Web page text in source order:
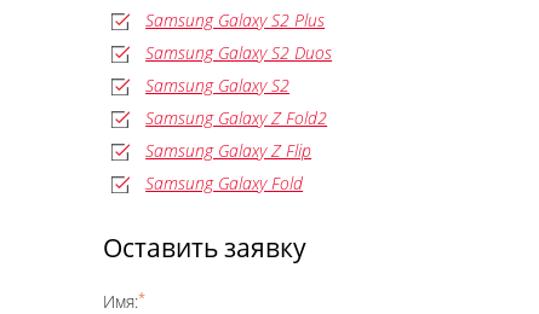
Samsung Galaxy S2 Plus
Samsung Galaxy S2 Duos
Samsung Galaxy S2
Samsung Galaxy Z Fold2
Samsung Galaxy Z Flip
Samsung Galaxy Fold
Оставить заявку
Имя:*